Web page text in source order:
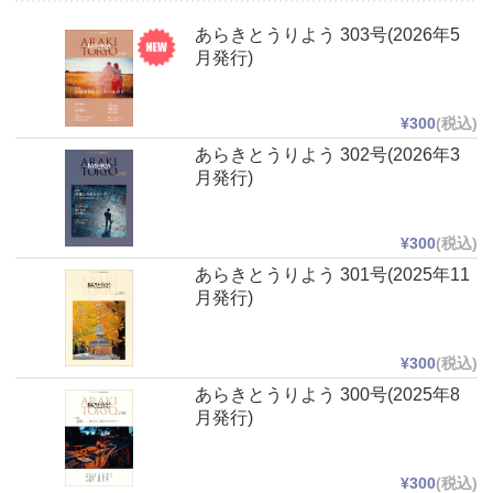
あらきとうりよう 303号(2026年5
月発行)
¥300(税込)
あらきとうりよう 302号(2026年3
月発行)
¥300(税込)
あらきとうりよう 301号(2025年11
月発行)
¥300(税込)
あらきとうりよう 300号(2025年8
月発行)
¥300(税込)